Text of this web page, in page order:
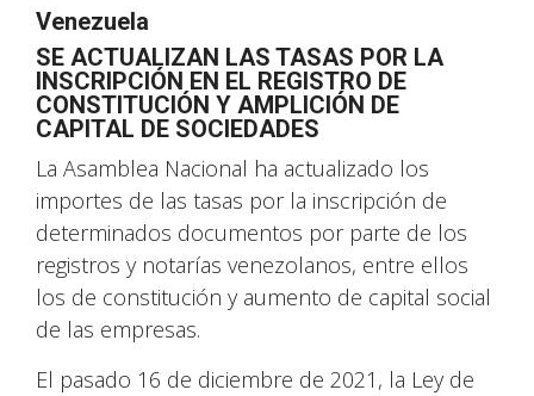
Venezuela
SE ACTUALIZAN LAS TASAS POR LA
INSCRIPCIÓN EN EL REGISTRO DE
CONSTITUCIÓN Y AMPLICIÓN DE
CAPITAL DE SOCIEDADES
La Asamblea Nacional ha actualizado los
importes de las tasas por la inscripción de
determinados documentos por parte de los
registros y notarías venezolanos, entre ellos
los de constitución y aumento de capital social
de las empresas.
El pasado 16 de diciembre de 2021, la Ley de